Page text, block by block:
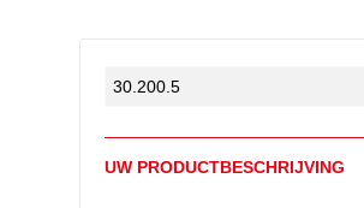
UW PRODUCTBESCHRIJVING